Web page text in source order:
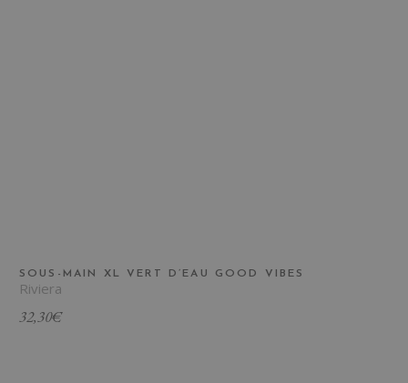
SOUS-MAIN XL VERT D’EAU GOOD VIBES
Riviera
32,30€